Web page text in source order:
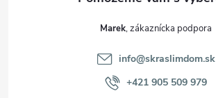
Marek
info@skraslimdom.sk
+421 905 509 979